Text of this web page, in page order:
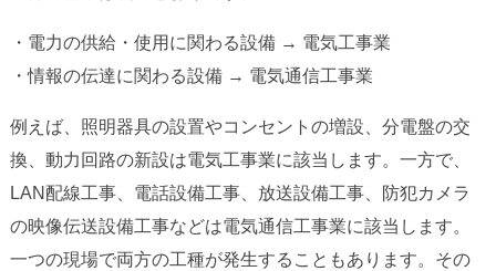
・電力の供給・使用に関わる設備 → 電気工事業
・情報の伝達に関わる設備 → 電気通信工事業
例えば、照明器具の設置やコンセントの増設、分電盤の交
換、動力回路の新設は電気工事業に該当します。一方で、
LAN配線工事、電話設備工事、放送設備工事、防犯カメラ
の映像伝送設備工事などは電気通信工事業に該当します。
一つの現場で両方の工種が発生することもあります。その